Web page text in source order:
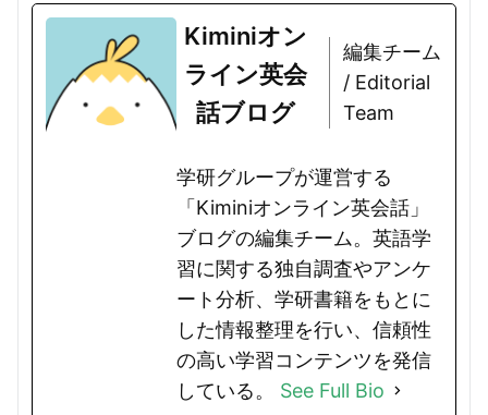
Kiminiオン
ライン英会
話ブログ
編集チーム
/ Editorial
Team
学研グループが運営する
「Kiminiオンライン英会話」
ブログの編集チーム。英語学
習に関する独自調査やアンケ
ート分析、学研書籍をもとに
した情報整理を行い、信頼性
の高い学習コンテンツを発信
している。 See Full Bio